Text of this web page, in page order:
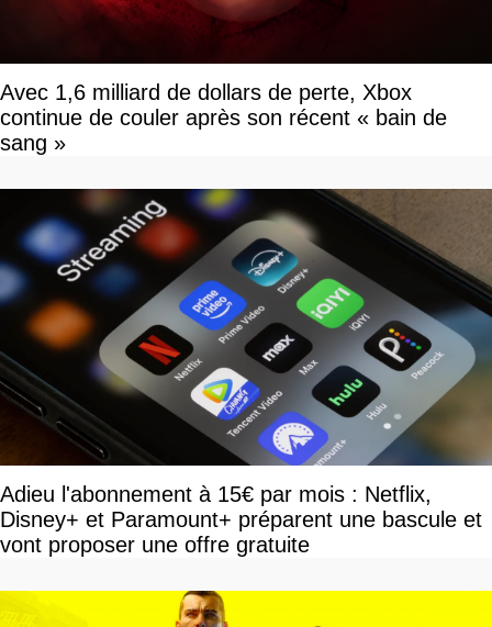
Avec 1,6 milliard de dollars de perte, Xbox
continue de couler après son récent « bain de
sang »
Adieu l'abonnement à 15€ par mois : Netflix,
Disney+ et Paramount+ préparent une bascule et
vont proposer une offre gratuite